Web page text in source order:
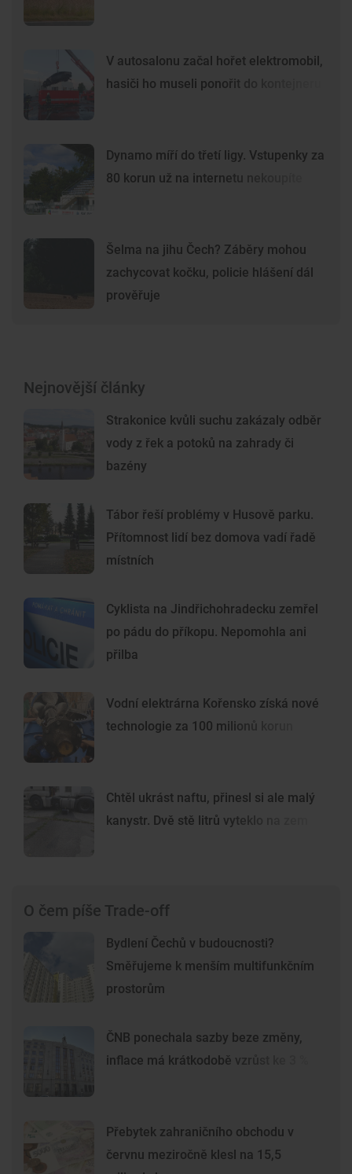
V autosalonu začal hořet elektromobil,
hasiči ho museli ponořit do kontejneru
Dynamo míří do třetí ligy. Vstupenky za
80 korun už na internetu nekoupíte
Šelma na jihu Čech? Záběry mohou
zachycovat kočku, policie hlášení dál
prověřuje
Nejnovější články
Strakonice kvůli suchu zakázaly odběr
vody z řek a potoků na zahrady či
bazény
Tábor řeší problémy v Husově parku.
Přítomnost lidí bez domova vadí řadě
místních
Cyklista na Jindřichohradecku zemřel
po pádu do příkopu. Nepomohla ani
přilba
Vodní elektrárna Kořensko získá nové
technologie za 100 milionů korun
Chtěl ukrást naftu, přinesl si ale malý
kanystr. Dvě stě litrů vyteklo na zem
O čem píše Trade-off
Bydlení Čechů v budoucnosti?
Směřujeme k menším multifunkčním
prostorům
ČNB ponechala sazby beze změny,
inflace má krátkodobě vzrůst ke 3 %
Přebytek zahraničního obchodu v
červnu meziročně klesl na 15,5